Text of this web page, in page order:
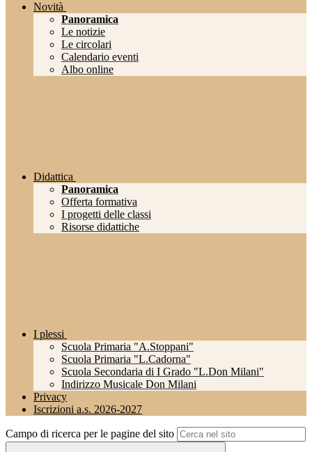
Novità
Panoramica
Le notizie
Le circolari
Calendario eventi
Albo online
Didattica
Panoramica
Offerta formativa
I progetti delle classi
Risorse didattiche
I plessi
Scuola Primaria "A.Stoppani"
Scuola Primaria "L.Cadorna"
Scuola Secondaria di I Grado "L.Don Milani"
Indirizzo Musicale Don Milani
Privacy
Iscrizioni a.s. 2026-2027
Campo di ricerca per le pagine del sito